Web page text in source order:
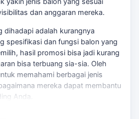
dan anggaran mereka.
dihadapi adalah kurangnya
spesifikasi dan fungsi balon yang
hasil promosi bisa jadi kurang
bisa terbuang sia-sia. Oleh
memahami berbagai jenis
mereka dapat membantu
Anda.